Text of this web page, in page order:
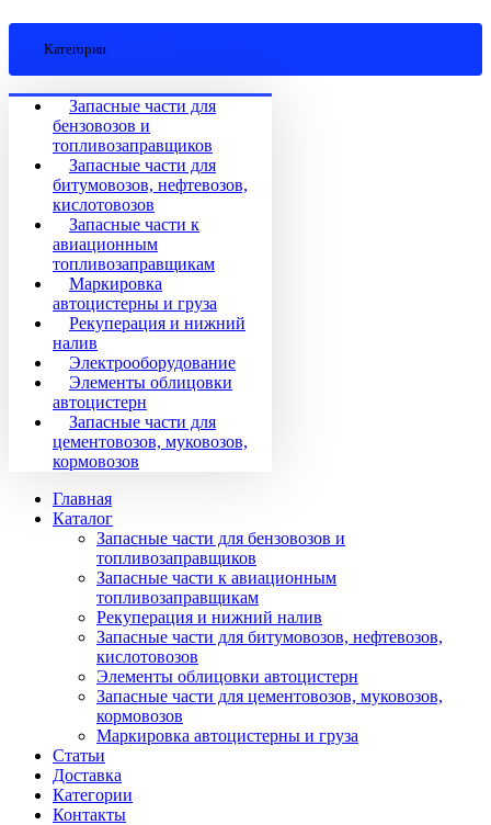
Категории
Запасные части для
бензовозов и
топливозаправщиков
Запасные части для
битумовозов, нефтевозов,
кислотовозов
Запасные части к
авиационным
топливозаправщикам
Маркировка
автоцистерны и груза
Рекуперация и нижний
налив
Электрооборудование
Элементы облицовки
автоцистерн
Запасные части для
цементовозов, муковозов,
кормовозов
Главная
Каталог
Запасные части для бензовозов и
топливозаправщиков
Запасные части к авиационным
топливозаправщикам
Рекуперация и нижний налив
Запасные части для битумовозов, нефтевозов,
кислотовозов
Элементы облицовки автоцистерн
Запасные части для цементовозов, муковозов,
кормовозов
Маркировка автоцистерны и груза
Статьи
Доставка
Категории
Контакты